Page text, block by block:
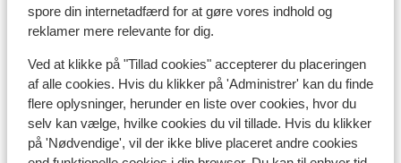
spore din internetadfærd for at gøre vores indhold og
reklamer mere relevante for dig.
Ved at klikke på "Tillad cookies" accepterer du placeringen
af alle cookies. Hvis du klikker på 'Administrer' kan du finde
flere oplysninger, herunder en liste over cookies, hvor du
selv kan vælge, hvilke cookies du vil tillade. Hvis du klikker
på 'Nødvendige', vil der ikke blive placeret andre cookies
Liftkort/skileje/undervisning
Liftkort
Undervisning